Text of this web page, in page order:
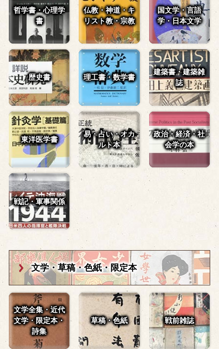
哲学書・心理学
書
仏教・神道・キ
リスト教・宗教
国文学・言語
学・日本文学
歴史書 理工書・数学書
建築書・建築雑
誌
東洋医学書
易・占い・オカ
ルト本
政治・経済・社
会学の本
戦記・軍事関係
文学・草稿・色紙・限定本
文学全集・近代
文学・ 限定本・
詩集
草稿・色紙 戦前雑誌